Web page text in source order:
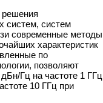
решения
систем, систем
современные методы
характеристик
по
позволяют
Гц на частоте 1 ГГц
10 ГГц при